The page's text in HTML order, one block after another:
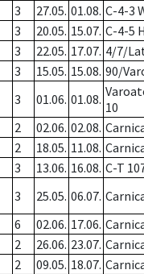
3 27.05. 01.08. C-4-3
3 20.05. 15.07. C-4-5
3 22.05. 17.07. 4/7/
3 15.05. 15.08. 90/
3 01.06. 01.08. 10
2 02.06. 02.08.
2 18.05. 11.08.
3 13.06. 16.08. C-T
3 25.05. 06.07.
6 02.06. 17.06.
2 26.06. 23.07.
2 09.05. 18.07.